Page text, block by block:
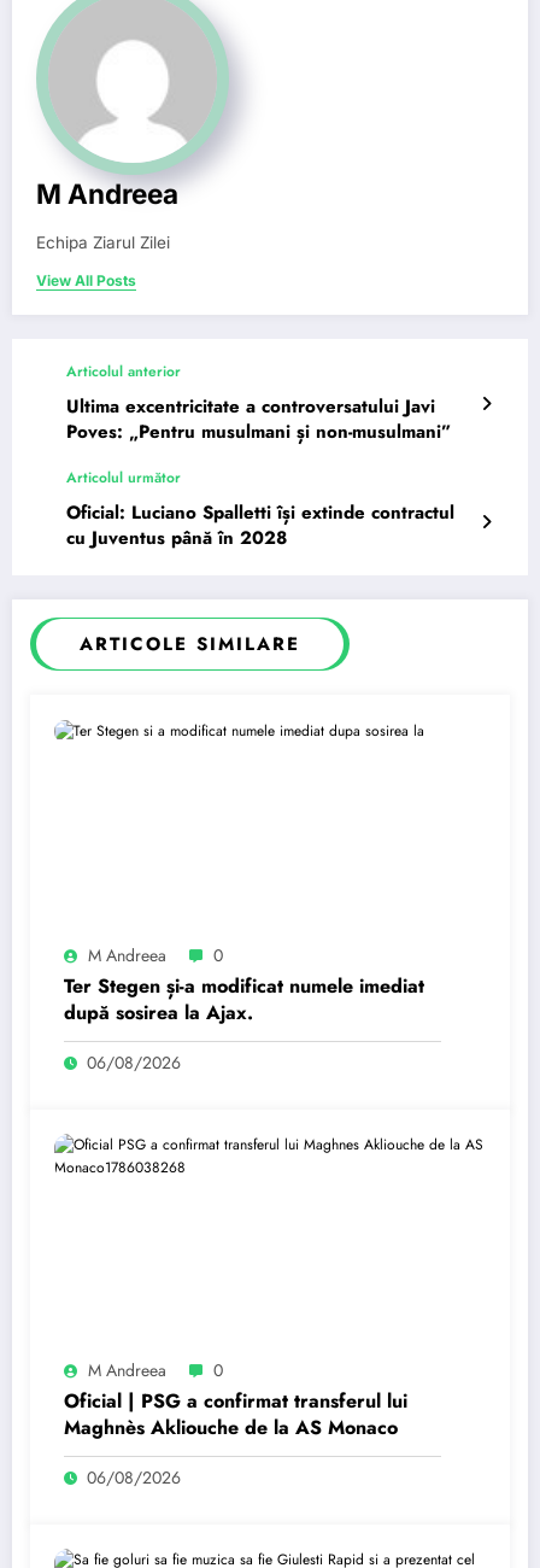
M Andreea
Echipa Ziarul Zilei
View All Posts
Articolul anterior
Ultima excentricitate a controversatului Javi
Poves: „Pentru musulmani și non-musulmani”
Articolul următor
Oficial: Luciano Spalletti își extinde contractul
cu Juventus până în 2028
ARTICOLE SIMILARE
M Andreea 0
Ter Stegen și-a modificat numele imediat
după sosirea la Ajax.
06/08/2026
M Andreea 0
Oficial | PSG a confirmat transferul lui
Maghnès Akliouche de la AS Monaco
06/08/2026